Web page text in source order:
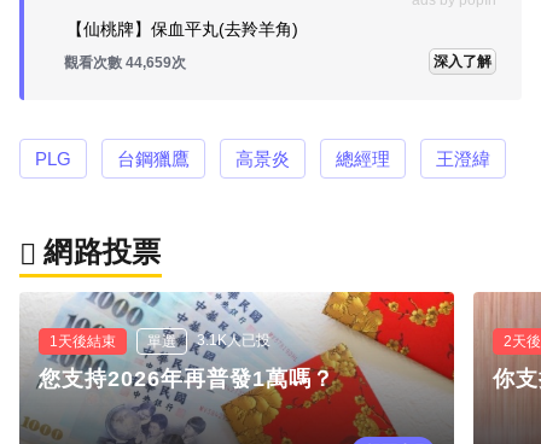
【仙桃牌】保血平丸(去羚羊角)
觀看次數 44,664次 深入了解
PLG 台鋼獵鷹 高景炎 總經理 王澄緯
網路投票
1天後結束 單選 3.1K人已投
您支持2026年再普發1萬嗎？
2天
你